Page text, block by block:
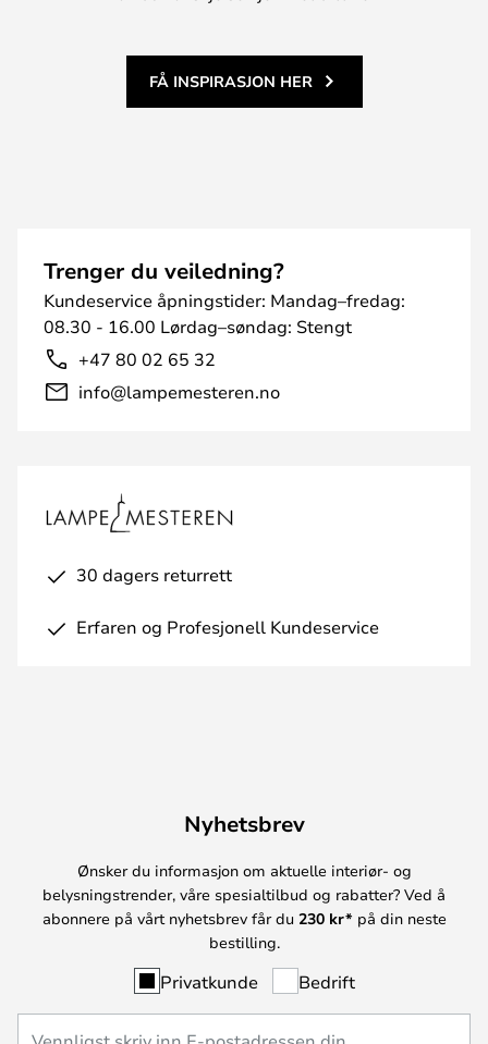
FÅ INSPIRASJON HER
Trenger du veiledning?
Kundeservice åpningstider: Mandag–fredag:
08.30 - 16.00 Lørdag–søndag: Stengt
+47 80 02 65 32
info@lampemesteren.no
30 dagers returrett
Erfaren og Profesjonell Kundeservice
Nyhetsbrev
Ønsker du informasjon om aktuelle interiør- og
belysningstrender, våre spesialtilbud og rabatter? Ved å
abonnere på vårt nyhetsbrev får du 230 kr* på din neste
bestilling.
Privatkunde Bedrift